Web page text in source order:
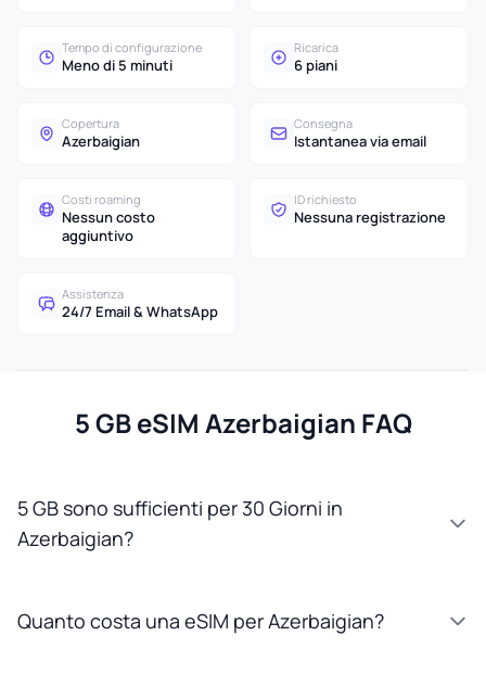
Tempo di configurazione
Meno di 5 minuti
Ricarica
6 piani
Copertura
Azerbaigian
Consegna
Istantanea via email
Costi roaming
Nessun costo
aggiuntivo
ID richiesto
Nessuna registrazione
Assistenza
24/7 Email & WhatsApp
5 GB eSIM Azerbaigian FAQ
5 GB sono sufficienti per 30 Giorni in
Azerbaigian?
Quanto costa una eSIM per Azerbaigian?